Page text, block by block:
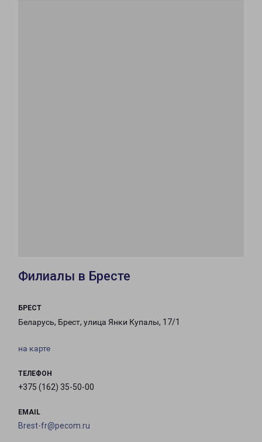
Филиалы в Бресте
БРЕСТ
Беларусь, Брест, улица Янки Купалы, 17/1
на карте
ТЕЛЕФОН
+375 (162) 35-50-00
EMAIL
Brest-fr@pecom.ru